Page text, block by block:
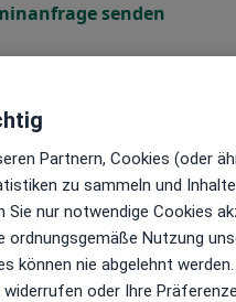
senden
8 Aug
So,
9 Aug
Mo,
10 Aug
nicht verfügbar
Partnern, Cookies (oder
zu sammeln und
nur notwendige Cookies
ordnungsgemäße Nutzung
können nie abgelehnt werden.
oder Ihre